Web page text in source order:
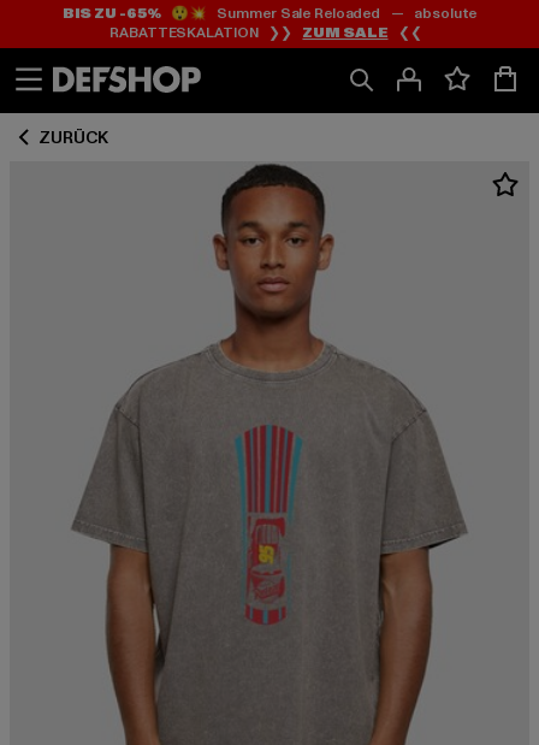
Zum
Inhalt
springen
Zum
Fußzeile
springen
BIS ZU -65%😲💥 Summer Sale Reloaded — absolute
RABATTESKALATION ❯❯ ZUM SALE ❮❮
ZURÜCK